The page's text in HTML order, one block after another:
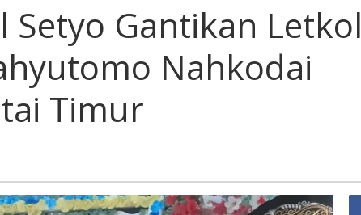
Setyo Gantikan Letkol
Nahkodai
Timur